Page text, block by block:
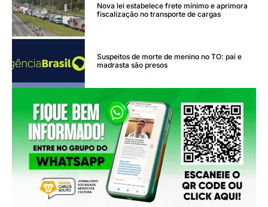
Nova lei estabelece frete mínimo e aprimora
fiscalização no transporte de cargas
Suspeitos de morte de menino no TO: pai e
madrasta são presos